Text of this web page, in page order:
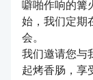
噼啪作响的篝
始，我们定期
会。
我们邀请您与
起烤香肠，享